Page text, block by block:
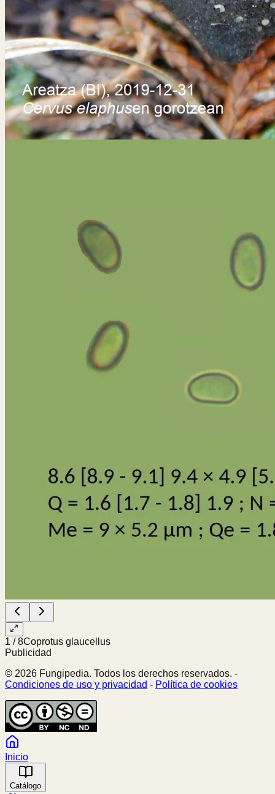
1 /8Coprotus glaucellus
Publicidad
© 2026 Fungipedia. Todos los derechos reservados. -
Condiciones de uso y privacidad - Política de cookies
Inicio
Catálogo